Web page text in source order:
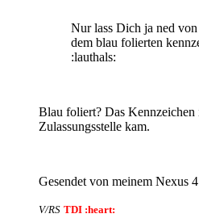
Nur lass Dich ja ned
dem blau folierten
:lauthals:
Blau foliert? Das Kennzeichen
Zulassungsstelle kam.
Gesendet von meinem Nexus
V/RS TDI :heart: